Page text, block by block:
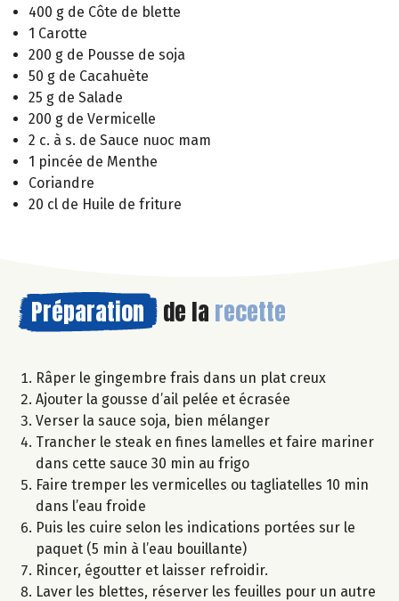
400 g de Côte de blette
1 Carotte
200 g de Pousse de soja
50 g de Cacahuète
25 g de Salade
200 g de Vermicelle
2 c. à s. de Sauce nuoc mam
1 pincée de Menthe
Coriandre
20 cl de Huile de friture
Préparation de la recette
Râper le gingembre frais dans un plat creux
Ajouter la gousse d’ail pelée et écrasée
Verser la sauce soja, bien mélanger
Trancher le steak en fines lamelles et faire mariner
dans cette sauce 30 min au frigo
Faire tremper les vermicelles ou tagliatelles 10 min
dans l’eau froide
Puis les cuire selon les indications portées sur le
paquet (5 min à l’eau bouillante)
Rincer, égoutter et laisser refroidir.
Laver les blettes, réserver les feuilles pour un autre